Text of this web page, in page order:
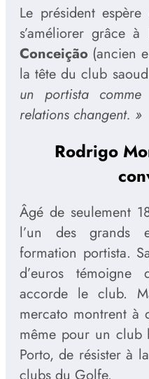
Le président
s’améliorer grâce
Conceição (ancien
la tête du club
un portista
relations changent. »
Rodrigo
Âgé de seulement
l’un des grands
formation portista.
d’euros
accorde le club.
mercato montrent
même pour un club
Porto, de résister à